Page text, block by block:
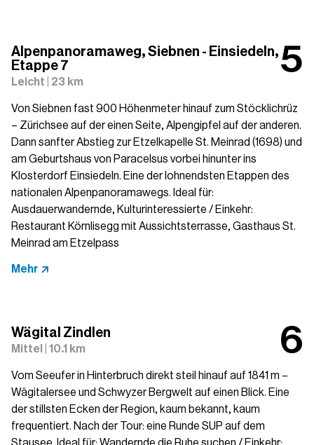
Alpenpanoramaweg, Siebnen - Einsiedeln,
Etappe 7
Leicht | 23 km
Von Siebnen fast 900 Höhenmeter hinauf zum Stöcklichrüz
– Zürichsee auf der einen Seite, Alpengipfel auf der anderen.
Dann sanfter Abstieg zur Etzelkapelle St. Meinrad (1698) und
am Geburtshaus von Paracelsus vorbei hinunter ins
Klosterdorf Einsiedeln. Eine der lohnendsten Etappen des
nationalen Alpenpanoramawegs. Ideal für:
Ausdauerwandernde, Kulturinteressierte / Einkehr:
Restaurant Körnlisegg mit Aussichtsterrasse, Gasthaus St.
Meinrad am Etzelpass
Mehr
Wägital Zindlen
Mittel | 10.1 km
Vom Seeufer in Hinterbruch direkt steil hinauf auf 1841 m –
Wägitalersee und Schwyzer Bergwelt auf einen Blick. Eine
der stillsten Ecken der Region, kaum bekannt, kaum
frequentiert. Nach der Tour: eine Runde SUP auf dem